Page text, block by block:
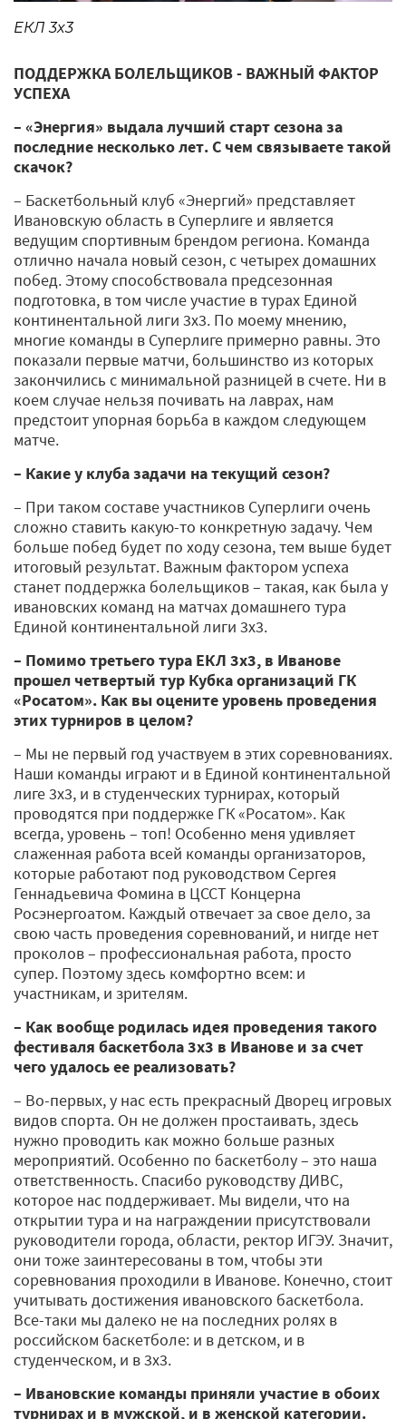
ЕКЛ 3x3
ПОДДЕРЖКА БОЛЕЛЬЩИКОВ - ВАЖНЫЙ ФАКТОР
УСПЕХА
– «Энергия» выдала лучший старт сезона за
последние несколько лет. С чем связываете такой
скачок?
– Баскетбольный клуб «Энергий» представляет
Ивановскую область в Суперлиге и является
ведущим спортивным брендом региона. Команда
отлично начала новый сезон, с четырех домашних
побед. Этому способствовала предсезонная
подготовка, в том числе участие в турах Единой
континентальной лиги 3х3. По моему мнению,
многие команды в Суперлиге примерно равны. Это
показали первые матчи, большинство из которых
закончились с минимальной разницей в счете. Ни в
коем случае нельзя почивать на лаврах, нам
предстоит упорная борьба в каждом следующем
матче.
– Какие у клуба задачи на текущий сезон?
– При таком составе участников Суперлиги очень
сложно ставить какую-то конкретную задачу. Чем
больше побед будет по ходу сезона, тем выше будет
итоговый результат. Важным фактором успеха
станет поддержка болельщиков – такая, как была у
ивановских команд на матчах домашнего тура
Единой континентальной лиги 3х3.
– Помимо третьего тура ЕКЛ 3х3, в Иванове
прошел четвертый тур Кубка организаций ГК
«Росатом». Как вы оцените уровень проведения
этих турниров в целом?
– Мы не первый год участвуем в этих соревнованиях.
Наши команды играют и в Единой континентальной
лиге 3х3, и в студенческих турнирах, который
проводятся при поддержке ГК «Росатом». Как
всегда, уровень – топ! Особенно меня удивляет
слаженная работа всей команды организаторов,
которые работают под руководством Сергея
Геннадьевича Фомина в ЦССТ Концерна
Росэнергоатом. Каждый отвечает за свое дело, за
свою часть проведения соревнований, и нигде нет
проколов – профессиональная работа, просто
супер. Поэтому здесь комфортно всем: и
участникам, и зрителям.
– Как вообще родилась идея проведения такого
фестиваля баскетбола 3х3 в Иванове и за счет
чего удалось ее реализовать?
– Во-первых, у нас есть прекрасный Дворец игровых
видов спорта. Он не должен простаивать, здесь
нужно проводить как можно больше разных
мероприятий. Особенно по баскетболу – это наша
ответственность. Спасибо руководству ДИВС,
которое нас поддерживает. Мы видели, что на
открытии тура и на награждении присутствовали
руководители города, области, ректор ИГЭУ. Значит,
они тоже заинтересованы в том, чтобы эти
соревнования проходили в Иванове. Конечно, стоит
учитывать достижения ивановского баскетбола.
Все-таки мы далеко не на последних ролях в
российском баскетболе: и в детском, и в
студенческом, и в 3х3.
– Ивановские команды приняли участие в обоих
турнирах и в мужской, и в женской категории.